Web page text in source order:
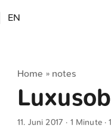
EN
Home » notes
11. Juni 2017 · 1 Minute